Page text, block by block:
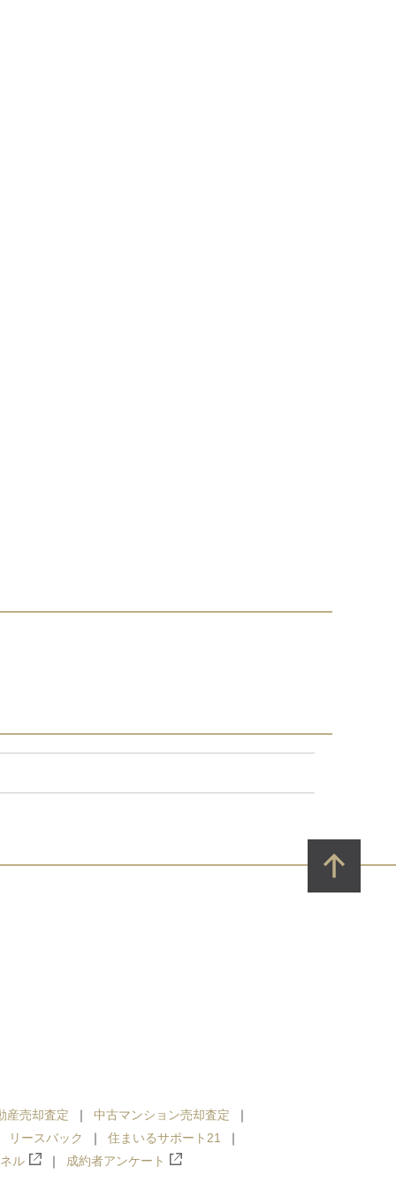
産売却査定
中古マンション売却査定
リースバック
住まいるサポート21
ル
成約者アンケート